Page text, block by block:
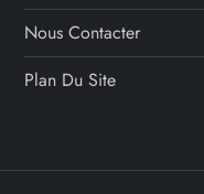
Nous Contacter
Plan Du Site